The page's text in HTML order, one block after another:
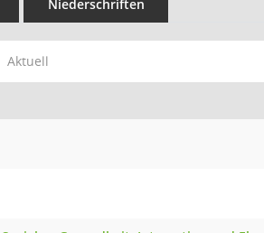
Niederschriften
Aktuell